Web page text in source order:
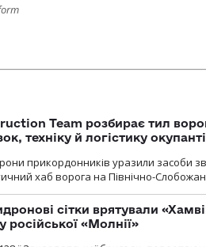
Team розбирає тил
техніку й логістику
прикордонників уразили засоби
хаб ворога на Північно-
сітки врятували
російської «Молнії»